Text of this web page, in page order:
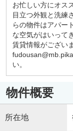
お忙しい方にオス
目立つ外観と洗練
らの物件はアパー
な空気がはいって
賃貸情報がござい
い。
物件概要
所在地